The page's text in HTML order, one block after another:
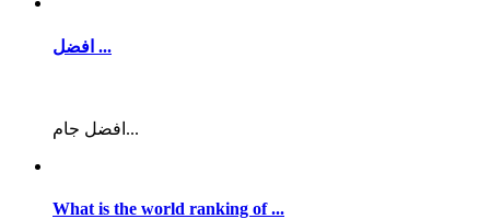
افضل ...
افضل جام...
What is the world ranking of ...